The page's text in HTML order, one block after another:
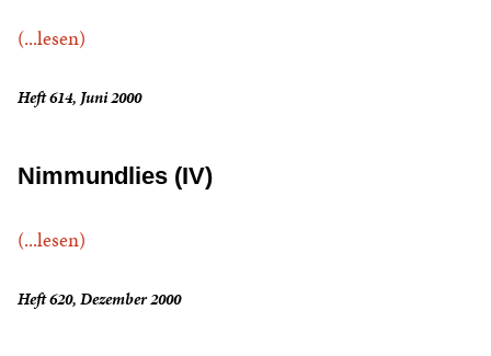
(...lesen)
Heft 614, Juni 2000
Nimmundlies (IV)
(...lesen)
Heft 620, Dezember 2000